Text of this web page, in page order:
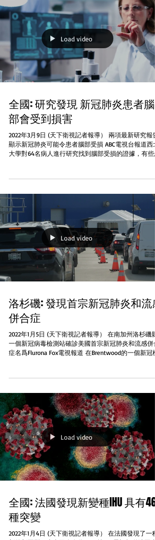
Load video
全國: 研究發現 新冠肺炎患者腦
部會受到損害
2022年3月9日 (天下衛視記者報導） 兩項最新研究報告
顯示新冠肺炎可能令患者腦部受損 ABC電視台報道西北
大學對64名病人進行研究找到腦部受損的證據，有些
Load video
洛杉磯: 發現首宗新冠肺炎和流感
併合症
2022年1月5日 (天下衛視記者報導） 在南加州洛杉磯縣
一個新冠病毒檢測站確診美國首宗新冠肺炎和流感併
症名爲Flurona Fox電視報道 在Brentwood的一個新冠檢
度...
Load video
全國: 法國發現新變種IHU 具有46
種突變
2022年1月4日 (天下衛視記者報導） 在法國發現了一種